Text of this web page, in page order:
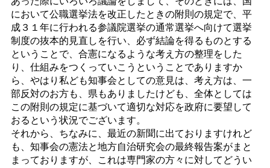
において公職選挙法を改正したときの附則の規定で、平
成３１年に行われる参議院選挙の通常選挙へ向けて選挙
制度の抜本的見直しを行い、必ず結論を得るものとする
ということで、合憲になるような考え方の整理をした
り、仕組みをつくっていこうということでありますか
ら、やはり私ども知事会としての意見は、考え方は、一
部反対のお方も、県もありましたけども、全体としては
この附則の規定に基づいて適切な対応を政府に要望して
おるという状況でございます。
それから、ちなみに、最近の新聞に出ておりますけれど
も、知事会の憲法と地方自治研究会の最終報告案がまと
まっておりますが、これは専門家の方々に対してどうい